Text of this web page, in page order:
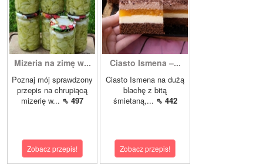
Mizeria na zimę w...
Poznaj mój sprawdzony
przepis na chrupiącą
mizerię w... ⇖ 497
Zobacz przepis!
Ciasto Ismena –...
Ciasto Ismena na dużą
blachę z bitą
śmietaną,... ⇖ 442
Zobacz przepis!